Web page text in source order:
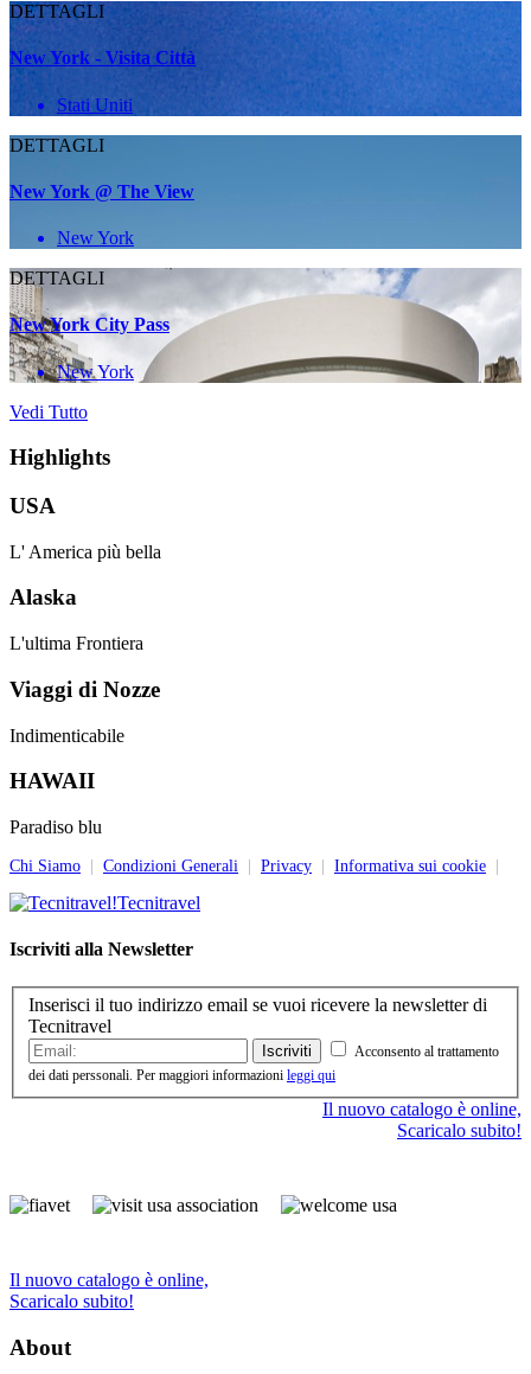
DETTAGLI
New York - Visita Città
Stati Uniti
DETTAGLI
New York @ The View
New York
DETTAGLI
New York City Pass
New York
Vedi Tutto
Highlights
USA
L' America più bella
Alaska
L'ultima Frontiera
Viaggi di Nozze
Indimenticabile
HAWAII
Paradiso blu
Chi Siamo Condizioni Generali Privacy Informativa sui cookie
Tecnitravel
Iscriviti alla Newsletter
Inserisci il tuo indirizzo email se vuoi ricevere la newsletter di
Tecnitravel
Iscriviti
Acconsento al trattamento
dei dati perssonali. Per maggiori informazioni leggi qui
Il nuovo catalogo è online,
Scaricalo subito!
Il nuovo catalogo è online,
Scaricalo subito!
About